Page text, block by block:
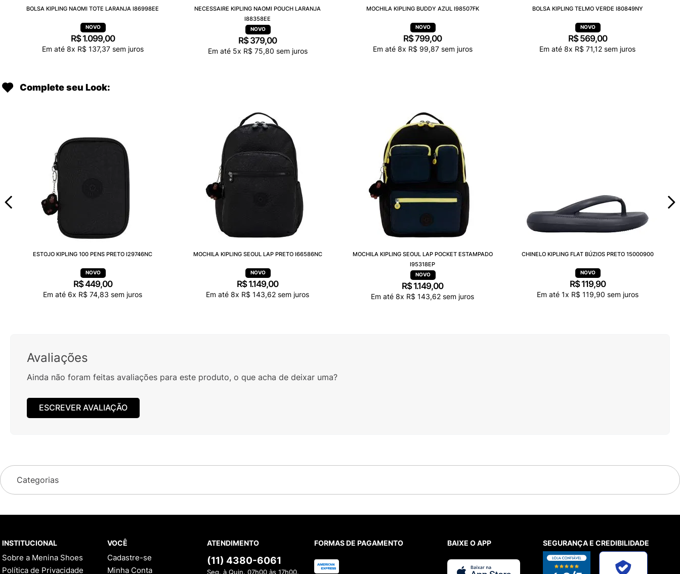
BOLSA KIPLING NAOMI TOTE LARANJA I86998EE
R$ 1.099,00
Em até 8x R$ 137,37sem juros
NECESSAIRE KIPLING NAOMI POUCH LARANJA
I88358EE
R$ 379,00
Em até 5x R$ 75,80 sem juros
MOCHILA KIPLING BUDDY AZUL I98507FK
R$799,00
Em até 8x R$ 99,87sem juros
BOLSA KIPLING TELMO VERDE I80849NY
R$ 569,00
Em até 8x R$ 71,12 sem juros
Complete seu Look:
ESTOJO KIPLING 100 PENS PRETO I29746NC
R$449,00
Em até 6x R$ 74,83 sem juros
MOCHILA KIPLING SEOUL LAP PRETO I66586NC
R$ 1.149,00
Em até 8x R$ 143,62 sem juros
MOCHILA KIPLING SEOUL LAP POCKET ESTAMPADO
I95318EP
R$ 1.149,00
Em até 8x R$ 143,62 sem juros
CHINELO KIPLING FLAT BÚZIOS PRETO 15000900
R$ 119,90
Em até 1x R$ 119,90 sem juros
Avaliações
Ainda não foram feitas avaliações para este produto, o que acha de deixar uma?
ESCREVER AVALIAÇÃO
Categorias
INSTITUCIONAL
Sobre a Menina Shoes
Política de Privacidade
VOCÊ
Cadastre-se
Minha Conta
ATENDIMENTO
(11) 4380-6061
Seg. à Quin. 07h00 às 17h00.
FORMAS DE PAGAMENTO BAIXE O APP SEGURANÇA E CREDIBILIDADE